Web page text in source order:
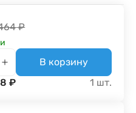
₽
В корзину
₽ 1 шт.